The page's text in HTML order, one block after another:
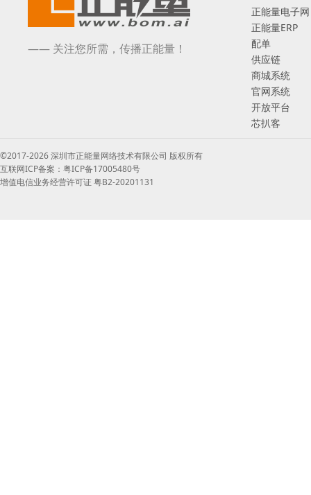
—— 关注您所需，传播正能量！
正能量电子网
正能量ERP
配单
供应链
商城系统
官网系统
开放平台
芯扒客
©2017-2026 深圳市正能量网络技术有限公司 版权所有
互联网ICP备案：粤ICP备17005480号
增值电信业务经营许可证 粤B2-20201131